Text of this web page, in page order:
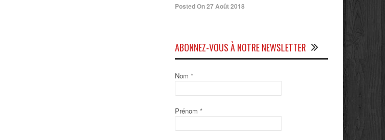
Posted On 27 Août 2018
ABONNEZ-VOUS À NOTRE NEWSLETTER
Nom *
Prénom *